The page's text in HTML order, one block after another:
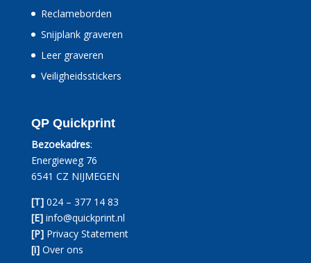
Reclameborden
Snijplank graveren
Leer graveren
Veiligheidsstickers
QP Quickprint
Bezoekadres:
Energieweg 76
6541 CZ NIJMEGEN
[T] 024 – 377 14 83
[E] info@quickprint.nl
[P] Privacy Statement
[i] Over ons